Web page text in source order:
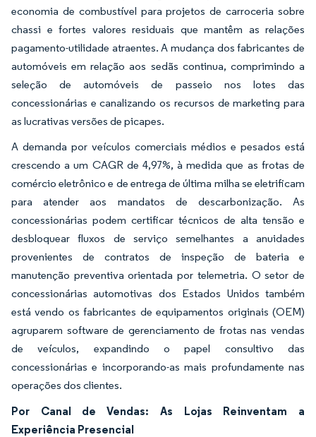
economia de combustível para projetos de carroceria sobre
chassi e fortes valores residuais que mantêm as relações
pagamento-utilidade atraentes. A mudança dos fabricantes de
automóveis em relação aos sedãs continua, comprimindo a
seleção de automóveis de passeio nos lotes das
concessionárias e canalizando os recursos de marketing para
as lucrativas versões de picapes.
A demanda por veículos comerciais médios e pesados está
crescendo a um CAGR de 4,97%, à medida que as frotas de
comércio eletrônico e de entrega de última milha se eletrificam
para atender aos mandatos de descarbonização. As
concessionárias podem certificar técnicos de alta tensão e
desbloquear fluxos de serviço semelhantes a anuidades
provenientes de contratos de inspeção de bateria e
manutenção preventiva orientada por telemetria. O setor de
concessionárias automotivas dos Estados Unidos também
está vendo os fabricantes de equipamentos originais (OEM)
agruparem software de gerenciamento de frotas nas vendas
de veículos, expandindo o papel consultivo das
concessionárias e incorporando-as mais profundamente nas
operações dos clientes.
Por Canal de Vendas: As Lojas Reinventam a
Experiência Presencial